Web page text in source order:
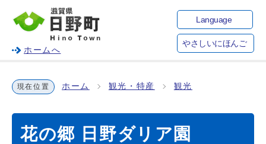
ホームへ
Language
やさしいにほんご
現在位置 ホーム 観光・特産 観光
花の郷 日野ダリア園